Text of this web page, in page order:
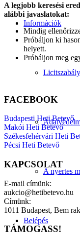
Információk
A nyertes
Belépés
A legjobb keresési
alábbi javaslatokat:
Mindig
Próbáljon ki
helyett.
Próbáljon meg
FACEBOOK
Budapesti Heti Betevő
Makói Heti Betevő
Székesfehérvári Heti
Pécsi Heti Betevő
KAPCSOLAT
E-mail címünk:
aukcio@hetibetevo.hu
Címünk:
1011 Budapest, Bem
TÁMOGASS!